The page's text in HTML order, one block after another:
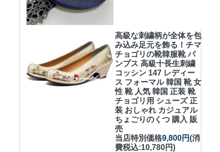
高級な刺繍柄が全体を包
み込み足元を飾る！ チマ
チョゴリの靴韓服靴 パ
ンプス 高級十長生刺繍
コッシン 147 レディー
ス フォーマル 韓国 靴 女
性 靴 人気 韓国 正装 靴
チョゴリ用 シューズ 正
装 おしゃれ カジュアル
ちょごりのくつ 購入 販
売
当店特別価格9,800円(消
費税込:10,780円)